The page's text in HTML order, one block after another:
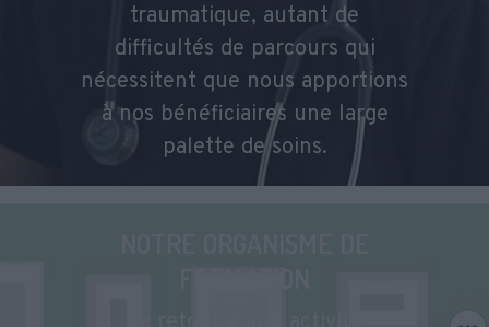
traumatique, autant de
difficultés de parcours qui
nécessitent que nous apportions
à nos bénéficiaires une large
palette de soins.